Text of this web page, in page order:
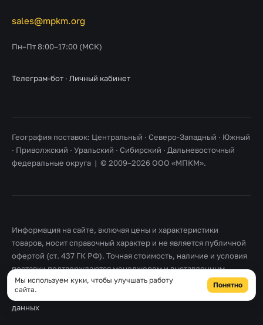
sales@mpkm.org
Пн–Пт 8:00–17:00 (МСК)
Телеграм-бот · Личный кабинет
География поставок: Центральный · Северо-Западный · Южный
· Приволжский · Уральский · Сибирский · Дальневосточный
федеральные округа | © 2009–2026 ООО «МПКМ».
Информация на сайте, включая цены и характеристики
товаров, носит справочный характер и не является публичной
офертой (ст. 437 ГК РФ). Точная стоимость, наличие и условия
поставки подтверждаются менеджером и выставленным
счетом. Товарные знаки принадлежат их правообладателям.
Правовая информация
Согласие на обработку персональных
данных
Мы используем куки, чтобы улучшать работу
сайта.
Понятно